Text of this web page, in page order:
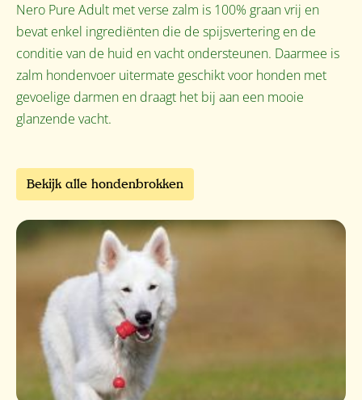
Nero Pure Adult met verse zalm is 100% graan vrij en
bevat enkel ingrediënten die de spijsvertering en de
conditie van de huid en vacht ondersteunen. Daarmee is
zalm hondenvoer uitermate geschikt voor honden met
gevoelige darmen en draagt het bij aan een mooie
glanzende vacht.
Bekijk alle hondenbrokken